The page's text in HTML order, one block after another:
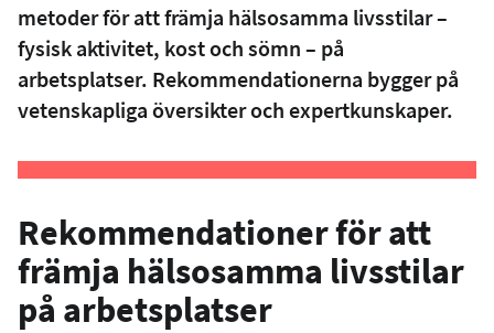
metoder för att främja hälsosamma livsstilar –
fysisk aktivitet, kost och sömn – på
arbetsplatser. Rekommendationerna bygger på
vetenskapliga översikter och expertkunskaper.
Rekommendationer för att
främja hälsosamma livsstilar
på arbetsplatser